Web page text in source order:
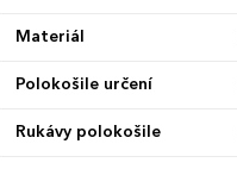
Materiál
Polokošile určení
Rukávy polokošile